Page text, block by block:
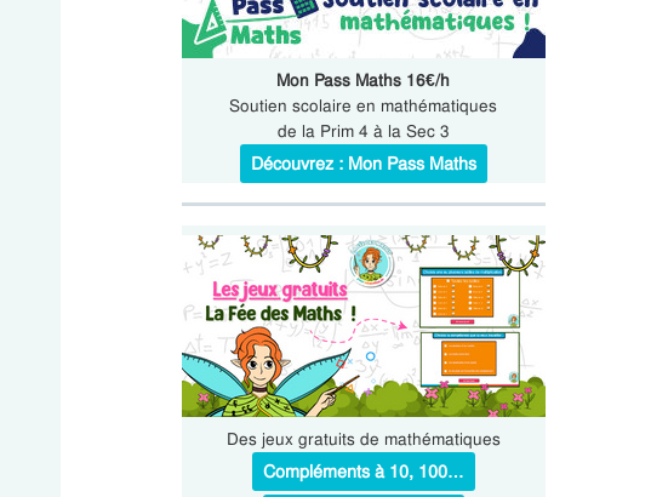
Mon Pass Maths 16€/h
Soutien scolaire en mathématiques
de la Prim 4 à la Sec 3
Découvrez : Mon Pass Maths
Des jeux gratuits de mathématiques
Compléments à 10, 100…